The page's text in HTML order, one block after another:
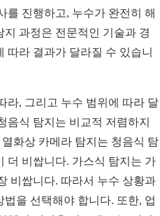
를 진행하고, 누수가 완전히 해
과정은 전문적인 기술과 경
따라 결과가 달라질 수 있습니
라, 그리고 누수 범위에 따라 달
음식 탐지는 비교적 저렴하지
화상 카메라 탐지는 청음식 탐
더 비쌉니다. 가스식 탐지는 가
비쌉니다. 따라서 누수 상황과
을 선택해야 합니다. 또한, 업